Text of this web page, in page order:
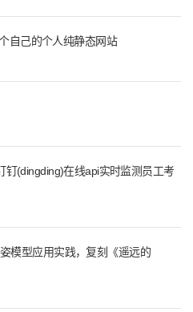
自己的个人纯静态网站
钉(dingding)在线api实时监测员工考
模型应用实践，复刻《遥远的